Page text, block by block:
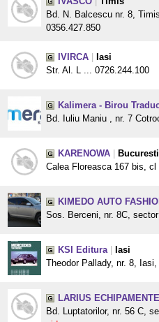
Bd. N. Balcescu nr. 8,
0356.427.850
IVIRCA
Iasi
Str. Al. L ... 0726.244.100
Kalimera - Birou
Bd. Iuliu Maniu , nr. 7
KARENOWA
Bucuresti
Calea Floreasca 167 bis,
KIMEDO AUTO
Sos. Berceni, nr. 8C,
KSI Editura
Iasi
Theodor Pallady, nr. 8,
LARIUS
Bd. Luptatorilor, nr. 56 C,